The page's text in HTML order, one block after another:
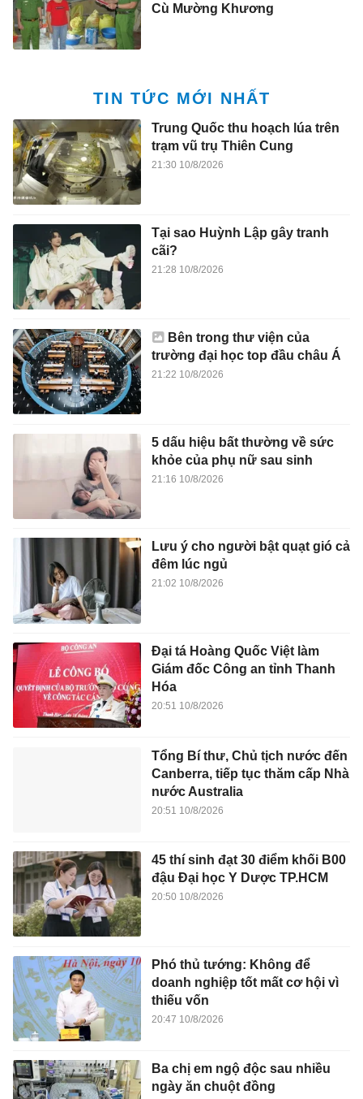
Cù Mường Khương
TIN TỨC MỚI NHẤT
Trung Quốc thu hoạch lúa trên
trạm vũ trụ Thiên Cung
21:30 10/8/2026
Tại sao Huỳnh Lập gây tranh
cãi?
21:28 10/8/2026
Bên trong thư viện của
trường đại học top đầu châu Á
21:22 10/8/2026
5 dấu hiệu bất thường về sức
khỏe của phụ nữ sau sinh
21:16 10/8/2026
Lưu ý cho người bật quạt gió cả
đêm lúc ngủ
21:02 10/8/2026
Đại tá Hoàng Quốc Việt làm
Giám đốc Công an tỉnh Thanh
Hóa
20:51 10/8/2026
Tổng Bí thư, Chủ tịch nước đến
Canberra, tiếp tục thăm cấp Nhà
nước Australia
20:51 10/8/2026
45 thí sinh đạt 30 điểm khối B00
đậu Đại học Y Dược TP.HCM
20:50 10/8/2026
Phó thủ tướng: Không để
doanh nghiệp tốt mất cơ hội vì
thiếu vốn
20:47 10/8/2026
Ba chị em ngộ độc sau nhiều
ngày ăn chuột đồng